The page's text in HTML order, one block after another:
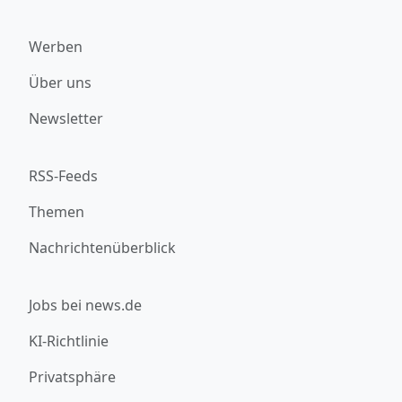
Werben
Über uns
Newsletter
RSS-Feeds
Themen
Nachrichtenüberblick
Jobs bei news.de
KI-Richtlinie
Privatsphäre